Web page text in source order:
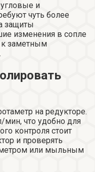
и
чуть более
защиты
изменения в сопле
к заметным
на редукторе.
мин, что удобно для
контроля стоит
и проверять
или мыльным